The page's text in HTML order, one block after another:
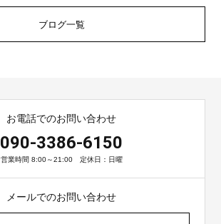
ブログ一覧
お電話でのお問い合わせ
090-3386-6150
営業時間 8:00～21:00 定休日：日曜
メールでのお問い合わせ